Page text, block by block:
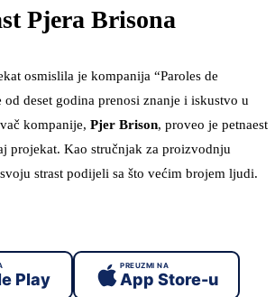
Pjera Brisona
osmislila je kompanija “Paroles de
od deset godina prenosi znanje i iskustvo u
kompanije, Pjer Brison, proveo je petnaest
projekat. Kao stručnjak za proizvodnju
strast podijeli sa što većim brojem ljudi.
Play
PREUZMI NA
App Store-u